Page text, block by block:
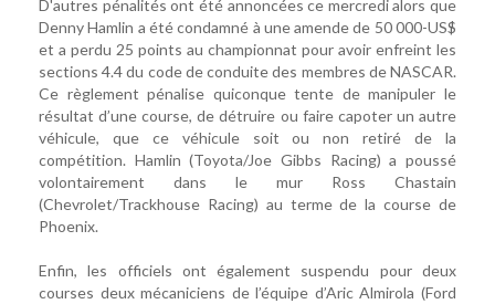
D'autres pénalités ont été annoncées ce mercredi alors que
Denny Hamlin a été condamné à une amende de 50 000-US$
et a perdu 25 points au championnat pour avoir enfreint les
sections 4.4 du code de conduite des membres de NASCAR.
Ce règlement pénalise quiconque tente de manipuler le
résultat d’une course, de détruire ou faire capoter un autre
véhicule, que ce véhicule soit ou non retiré de la
compétition. Hamlin (Toyota/Joe Gibbs Racing) a poussé
volontairement dans le mur Ross Chastain
(Chevrolet/Trackhouse Racing) au terme de la course de
Phoenix.
Enfin, les officiels ont également suspendu pour deux
courses deux mécaniciens de l’équipe d’Aric Almirola (Ford